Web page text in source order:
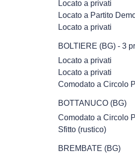
Locato a privati
Locato a Partito
Locato a privati
BOLTIERE (BG) - 3
Locato a privati
Locato a privati
Comodato a Circolo
BOTTANUCO (BG)
Comodato a Circolo
Sfitto (rustico)
BREMBATE (BG)